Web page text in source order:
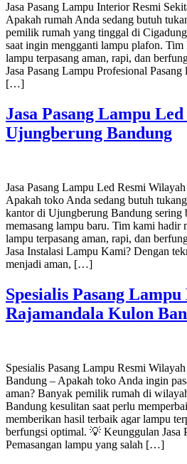
Jasa Pasang Lampu Interior Resmi
Apakah rumah Anda sedang butuh
pemilik rumah yang tinggal di
saat ingin mengganti lampu plafon. Tim
lampu terpasang aman, rapi, dan
Jasa Pasang Lampu Profesional
[…]
Jasa Pasang Lampu
Ujungberung Bandung
Jasa Pasang Lampu Led Resmi
Apakah toko Anda sedang butuh
kantor di Ujungberung Bandung sering
memasang lampu baru. Tim kami hadir
lampu terpasang aman, rapi, dan
Jasa Instalasi Lampu Kami? Dengan
menjadi aman, […]
Spesialis Pasang
Rajamandala Kulon
Spesialis Pasang Lampu Resmi
Bandung – Apakah toko Anda ingin
aman? Banyak pemilik rumah di
Bandung kesulitan saat perlu
memberikan hasil terbaik agar lampu
berfungsi optimal. 💡 Keunggulan Jasa
Pemasangan lampu yang salah […]